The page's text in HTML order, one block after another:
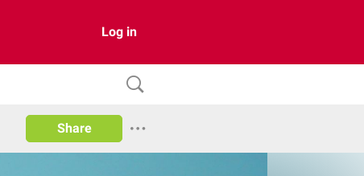
Log in
Share